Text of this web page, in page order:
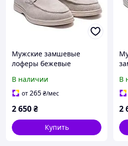
Мужские замшевые
лоферы бежевые
и осени
В наличии
от265₴/мес
2 650₴
Купить
В
2